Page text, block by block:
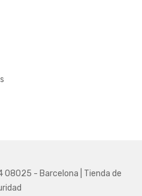
08025 - Barcelona | Tienda de